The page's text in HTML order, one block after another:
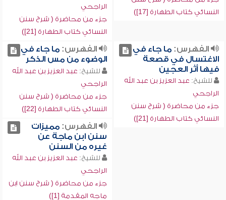
النسائي كتاب الطهارة [17])
الراجحي
جزء من محاضرة ( شرح سنن
النسائي كتاب الطهارة [21])
الفهرس:ما جاء في
الاغتسال في قصعة
فيها أثر العجين
للشيخ: عبد العزيز بن عبد الله
الراجحي
جزء من محاضرة ( شرح سنن
النسائي كتاب الطهارة [21])
الفهرس:ما جاء في
الوضوء من مس الذكر
للشيخ: عبد العزيز بن عبد الله
الراجحي
جزء من محاضرة ( شرح سنن
النسائي كتاب الطهارة [22])
الفهرس:مميزات
سنن ابن ماجة عن
غيره من السنن
للشيخ: عبد العزيز بن عبد الله
الراجحي
جزء من محاضرة ( شرح سنن ابن
ماجه المقدمة [1])